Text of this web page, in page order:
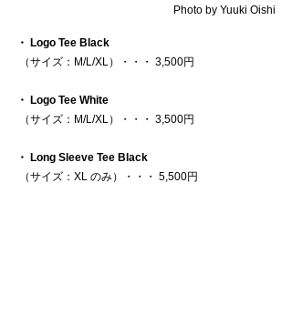
Photo by Yuuki Oishi
・ Logo Tee Black
（サイズ：M/L/XL）・・・ 3,500円
・ Logo Tee White
（サイズ：M/L/XL）・・・ 3,500円
・ Long Sleeve Tee Black
（サイズ：XL のみ）・・・ 5,500円